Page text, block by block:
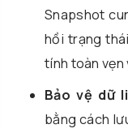
Snapshot
hồi trạng
tính toàn vẹn
Bảo vệ dữ
bằng cách